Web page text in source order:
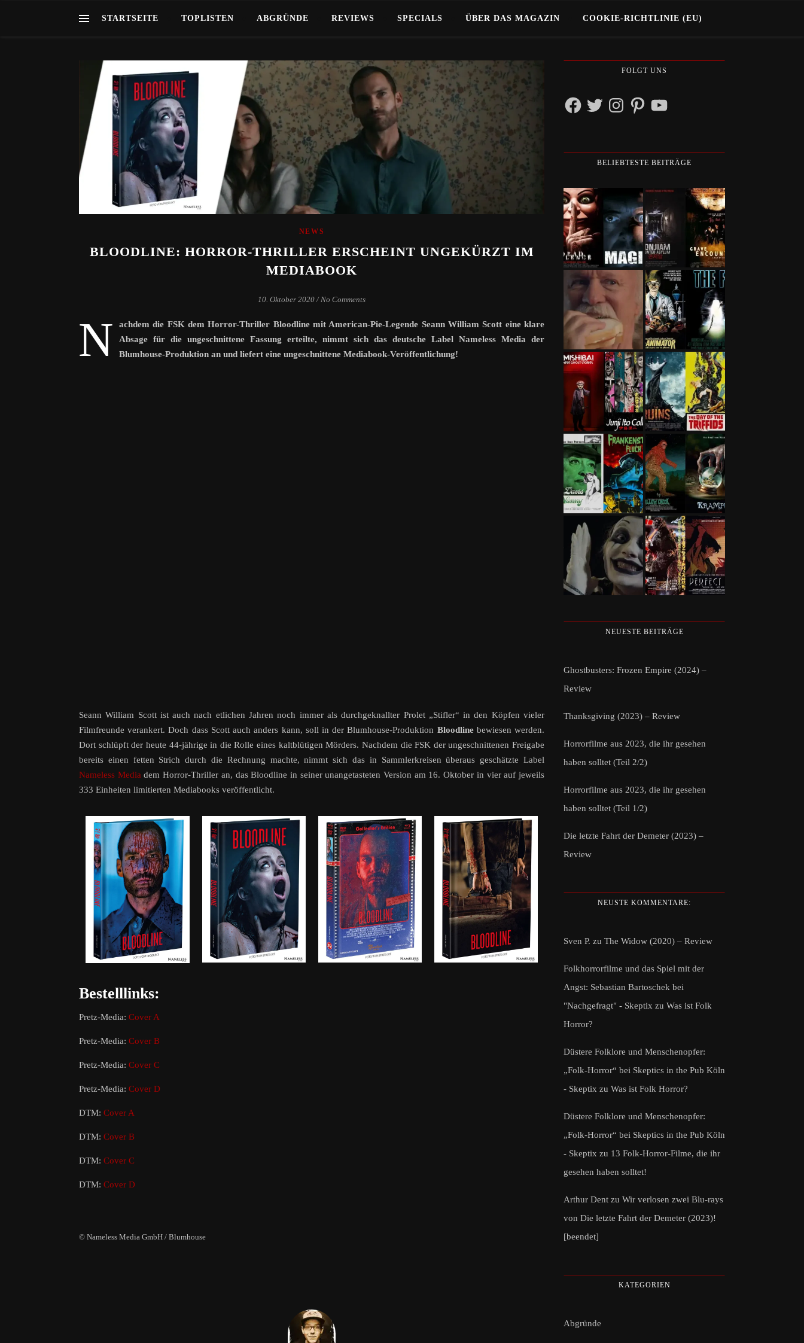
STARTSEITE TOPLISTEN ABGRÜNDE REVIEWS SPECIALS ÜBER DAS MAGAZIN COOKIE-RICHTLINIE (EU)
NEWS
BLOODLINE: HORROR-THRILLER ERSCHEINT UNGEKÜRZT IM
MEDIABOOK
10. Oktober 2020 / No Comments
N
achdem die FSK dem Horror-Thriller Bloodline mit American-Pie-Legende Seann William Scott eine klare
Absage für die ungeschnittene Fassung erteilte, nimmt sich das deutsche Label Nameless Media der
Blumhouse-Produktion an und liefert eine ungeschnittene Mediabook-Veröffentlichung!
Seann William Scott ist auch nach etlichen Jahren noch immer als durchgeknallter Prolet „Stifler“ in den Köpfen vieler
Filmfreunde verankert. Doch dass Scott auch anders kann, soll in der Blumhouse-Produktion Bloodlinebewiesen werden.
Dort schlüpft der heute 44-jährige in die Rolle eines kaltblütigen Mörders. Nachdem die FSK der ungeschnittenen Freigabe
bereits einen fetten Strich durch die Rechnung machte, nimmt sich das in Sammlerkreisen überaus geschätzte Label
Nameless Media dem Horror-Thriller an, das Bloodline in seiner unangetasteten Version am 16. Oktober in vier auf jeweils
333 Einheiten limitierten Mediabooks veröffentlicht.
Bestelllinks:
Pretz-Media: Cover A
Pretz-Media: Cover B
Pretz-Media: Cover C
Pretz-Media: Cover D
DTM: Cover A
DTM: Cover B
DTM: Cover C
DTM: Cover D
© Nameless Media GmbH / Blumhouse
FOLGT UNS
FacebookTwitterInstagramPinterestYouTube
BELIEBTESTE BEITRÄGE
NEUESTE BEITRÄGE
Ghostbusters: Frozen Empire (2024) –
Review
Thanksgiving (2023) – Review
Horrorfilme aus 2023, die ihr gesehen
haben solltet (Teil 2/2)
Horrorfilme aus 2023, die ihr gesehen
haben solltet (Teil 1/2)
Die letzte Fahrt der Demeter (2023) –
Review
NEUSTE KOMMENTARE:
Sven P. zu The Widow (2020) – Review
Folkhorrorfilme und das Spiel mit der
Angst: Sebastian Bartoschek bei
"Nachgefragt" - Skeptix zu Was ist Folk
Horror?
Düstere Folklore und Menschenopfer:
„Folk-Horror“ bei Skeptics in the Pub Köln
- Skeptix zu Was ist Folk Horror?
Düstere Folklore und Menschenopfer:
„Folk-Horror“ bei Skeptics in the Pub Köln
- Skeptix zu 13 Folk-Horror-Filme, die ihr
gesehen haben solltet!
Arthur Dent zu Wir verlosen zwei Blu-rays
von Die letzte Fahrt der Demeter (2023)!
[beendet]
KATEGORIEN
Abgründe